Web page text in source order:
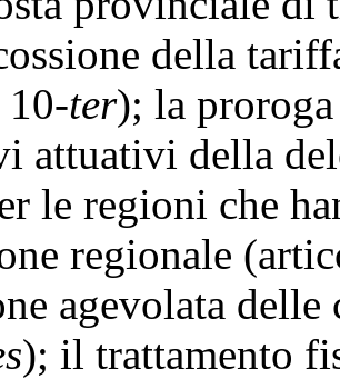
della
ter); la
attuativi della
le regioni che
regionale
agevolata
); il trattamento